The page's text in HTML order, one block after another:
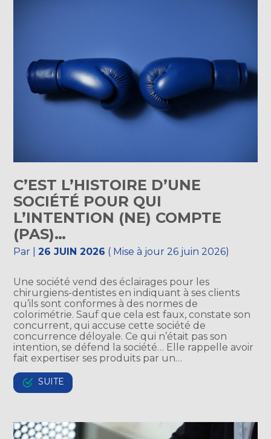
C’EST L’HISTOIRE D’UNE
SOCIÉTÉ POUR QUI
L’INTENTION (NE) COMPTE
(PAS)…
Par |26 JUIN 2026 ( Mise à jour 26 juin 2026)
Une société vend des éclairages pour les
chirurgiens-dentistes en indiquant à ses clients
qu’ils sont conformes à des normes de
colorimétrie. Sauf que cela est faux, constate son
concurrent, qui accuse cette société de
concurrence déloyale. Ce qui n’était pas son
intention, se défend la société… Elle rappelle avoir
fait expertiser ses produits par un…
SUITE